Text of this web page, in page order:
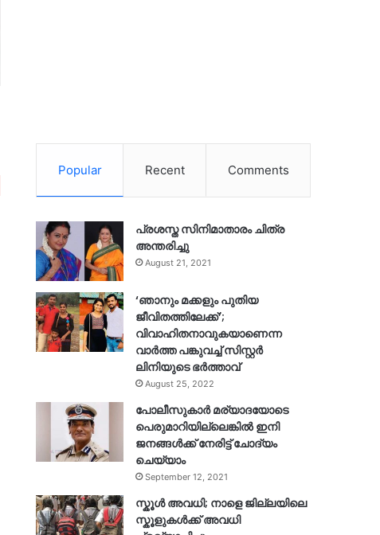
Popular Recent Comments
പ്രശസ്ത സിനിമാതാരം ചിത്ര
അന്തരിച്ചു
August 21, 2021
‘ഞാനും മക്കളും പുതിയ
ജീവിതത്തിലേക്ക്’;
വിവാഹിതനാവുകയാണെന്ന
വാർത്ത പങ്കുവച്ച് സിസ്റ്റർ
ലിനിയുടെ ഭർത്താവ്
August 25, 2022
പോലീസുകാര്‍ മര്യാദയോടെ
പെരുമാറിയില്ലെങ്കില്‍ ഇനി
ജനങ്ങള്‍ക്ക് നേരിട്ട് ചോദ്യം
ചെയ്യാം
September 12, 2021
സ്കൂൾ അവധി; നാളെ ജില്ലയിലെ
സ്കൂളുകൾക്ക് അവധി